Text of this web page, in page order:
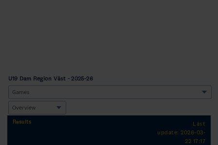
U19 Dam Region Väst - 2025-26
Results
Last
update: 2026-03-
22 17:17